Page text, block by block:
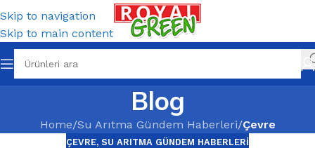
Skip to navigation
Skip to main content
Blog
Home/Su Arıtma Gündem Haberleri/Çevre
ÇEVRE, SU ARITMA GÜNDEM HABERLERI